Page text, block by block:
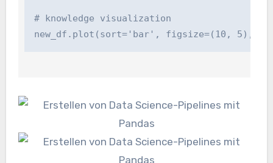
# knowledge visualization
new_df.plot(sort='bar', figsize=(10, 5),